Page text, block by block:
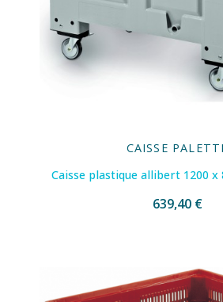
CAISSE
Caisse plastique allibert 1200
639,40 €